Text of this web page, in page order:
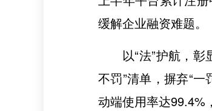
缓解企业融资难题。
以“法”护航，
不罚”清单，摒弃“
动端使用率达99.4%